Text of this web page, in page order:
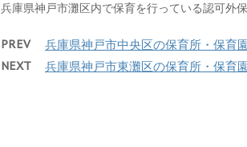
兵庫県神戸市灘区内で保育を行っている認可外
PREV 兵庫県神戸市中央区の保育所・保育
NEXT 兵庫県神戸市東灘区の保育所・保育